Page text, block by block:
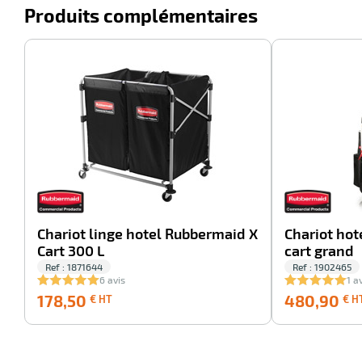
Produits complémentaires
Chariot linge hotel Rubbermaid X
Cart 300 L
Ref : 1871644
6 avis
178,50 € HT
HT
Chariot
cart grand
Ref : 1902465
1
480,90 €